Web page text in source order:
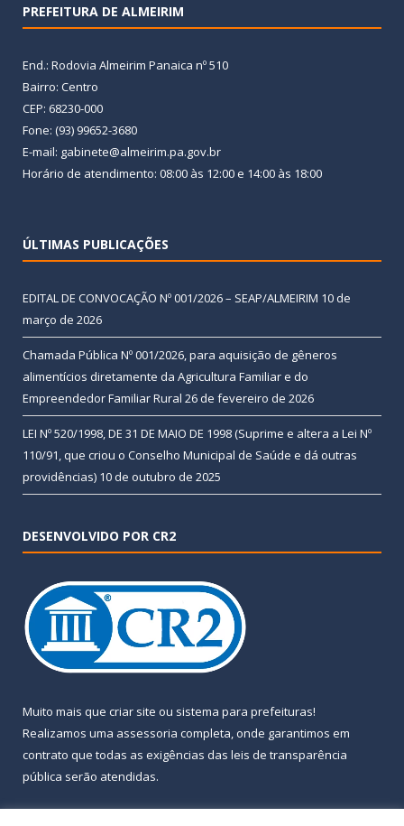
PREFEITURA DE ALMEIRIM
End.: Rodovia Almeirim Panaica nº 510
Bairro: Centro
CEP: 68230-000
Fone: (93) 99652-3680
E-mail: gabinete@almeirim.pa.gov.br
Horário de atendimento: 08:00 às 12:00 e 14:00 às 18:00
ÚLTIMAS PUBLICAÇÕES
EDITAL DE CONVOCAÇÃO Nº 001/2026 – SEAP/ALMEIRIM 10 de
março de 2026
Chamada Pública Nº 001/2026, para aquisição de gêneros
alimentícios diretamente da Agricultura Familiar e do
Empreendedor Familiar Rural 26 de fevereiro de 2026
LEI Nº 520/1998, DE 31 DE MAIO DE 1998 (Suprime e altera a Lei Nº
110/91, que criou o Conselho Municipal de Saúde e dá outras
providências) 10 de outubro de 2025
DESENVOLVIDO POR CR2
Muito mais que criar site ou sistema para prefeituras!
Realizamos uma assessoria completa, onde garantimos em
contrato que todas as exigências das leis de transparência
pública serão atendidas.